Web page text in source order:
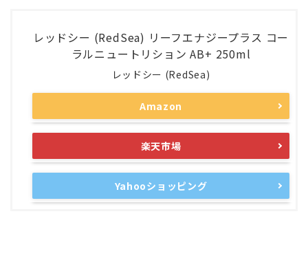
レッドシー (RedSea) リーフエナジープラス コー
ラルニュートリション AB+ 250ml
レッドシー (RedSea)
Amazon
楽天市場
Yahooショッピング